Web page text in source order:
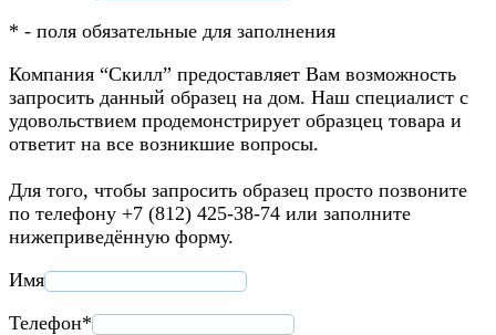
* - поля обязательные для заполнения
Компания “Скилл” предоставляет Вам возможность
запросить данный образец на дом. Наш специалист с
удовольствием продемонстрирует образцец товара и
ответит на все возникшие вопросы.
Для того, чтобы запросить образец просто позвоните
по телефону +7 (812) 425-38-74 или заполните
нижеприведённую форму.
Имя
Телефон*